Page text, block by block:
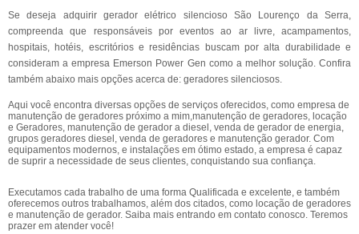
Se deseja adquirir gerador elétrico silencioso São Lourenço da Serra,
compreenda que responsáveis por eventos ao ar livre, acampamentos,
hospitais, hotéis, escritórios e residências buscam por alta durabilidade e
consideram a empresa Emerson Power Gen como a melhor solução. Confira
também abaixo mais opções acerca de: geradores silenciosos.
Aqui você encontra diversas opções de serviços oferecidos, como empresa de
manutenção de geradores próximo a mim,manutenção de geradores, locação
e Geradores, manutenção de gerador a diesel, venda de gerador de energia,
grupos geradores diesel, venda de geradores e manutenção gerador. Com
equipamentos modernos, e instalações em ótimo estado, a empresa é capaz
de suprir a necessidade de seus clientes, conquistando sua confiança.
Executamos cada trabalho de uma forma Qualificada e excelente, e também
oferecemos outros trabalhamos, além dos citados, como locação de geradores
e manutenção de gerador. Saiba mais entrando em contato conosco. Teremos
prazer em atender você!